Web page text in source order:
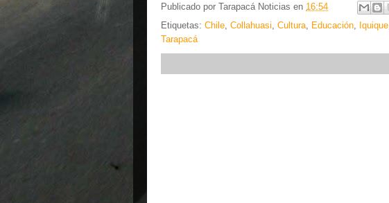
Publicado por Tarapacá Noticias en 16:54
Etiquetas: Chile Collahuasi Cultura Educación Iquique
Tarapacá